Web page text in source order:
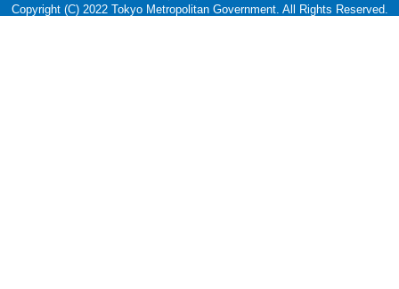
Copyright (C) 2022 Tokyo Metropolitan Government. All Rights Reserved.